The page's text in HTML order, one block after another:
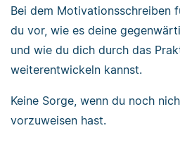
Bei dem Motivationsschreiben
du vor, wie es deine
und wie du dich durch das
weiterentwickeln kannst.
Keine Sorge, wenn du noch
vorzuweisen hast.